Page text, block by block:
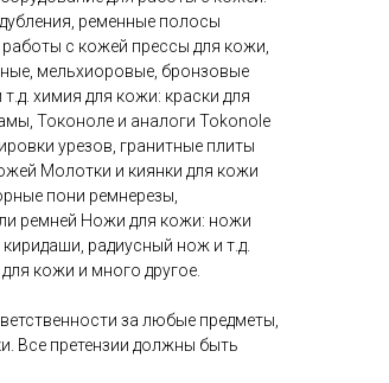
ременные полосы
с кожей прессы для кожи,
мельхиоровые, бронзовые
химия для кожи: краски для
Токоноле и аналоги Tokonole
урезов, гранитные плиты
Молотки и киянки для кожи
пони ремнерезы,
ремней Ножи для кожи: ножи
радиусный нож и т.д.
кожи и много другое.
за любые предметы,
Все претензии должны быть